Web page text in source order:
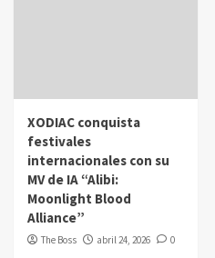
XODIAC conquista
festivales
internacionales con su
MV de IA “Alibi:
Moonlight Blood
Alliance”
The Boss abril 24, 2026 0